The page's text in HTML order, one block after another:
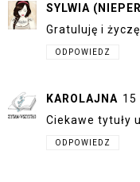
SYLWIA
Gratuluję i
ODPOWIEDZ
KAROLAJNA 15
Ciekawe tytuły
ODPOWIEDZ